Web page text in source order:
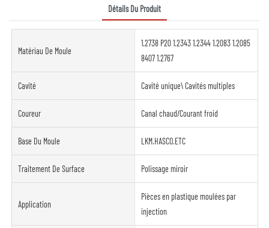
Détails Du Produit
Matériau De Moule
1.2738 P20 1.2343 1.2344 1.2083 1.2085
8407 1.2767
Cavité Cavité unique\ Cavités multiples
Coureur Canal chaud/Courant froid
Base Du Moule LKM.HASCO.ETC
Traitement De Surface Polissage miroir
Application
Pièces en plastique moulées par
injection